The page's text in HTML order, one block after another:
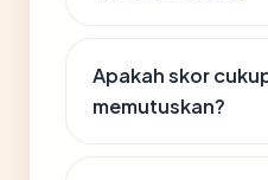
Apakah skor
memutuskan?